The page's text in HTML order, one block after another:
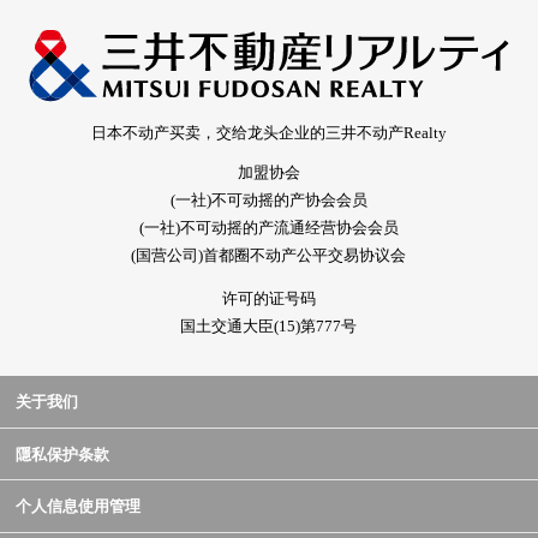
日本不动产买卖，交给龙头企业的三井不动产Realty
加盟协会
(一社)不可动摇的产协会会员
(一社)不可动摇的产流通经营协会会员
(国营公司)首都圈不动产公平交易协议会
许可的证号码
国土交通大臣(15)第777号
关于我们
隱私保护条款
个人信息使用管理